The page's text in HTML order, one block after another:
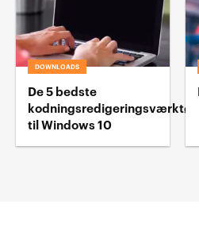
DOWNLOADS
De 5 bedste
kodningsredigeringsværktøj
til Windows 10